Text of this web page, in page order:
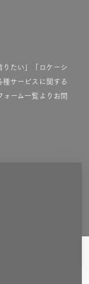
りたい」「ロケーシ
サービスに関する
ーム一覧よりお問